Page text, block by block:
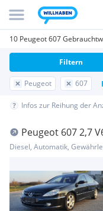
10 Peugeot 607
Peugeot 607
Filtern
Infos zur Reihung der
Peugeot 607 2,7
Diesel, Automatik,